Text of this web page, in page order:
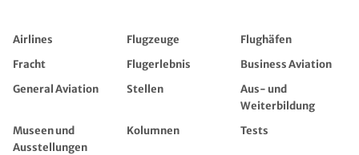
Airlines Flugzeuge
Flughäfen
Fracht
Flugerlebnis
Business Aviation
General Aviation
Stellen
Aus- und
Weiterbildung
Museen und
Ausstellungen
Kolumnen Tests